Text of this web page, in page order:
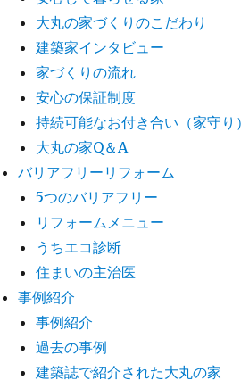
大丸の家づくりのこだわり
建築家インタビュー
家づくりの流れ
安心の保証制度
持続可能なお付き合い（家守り）
大丸の家Q＆A
バリアフリーリフォーム
5つのバリアフリー
リフォームメニュー
うちエコ診断
住まいの主治医
事例紹介
事例紹介
過去の事例
建築誌で紹介された大丸の家